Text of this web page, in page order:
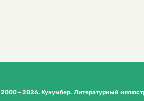
– 2026. Кукумбер. Литературный